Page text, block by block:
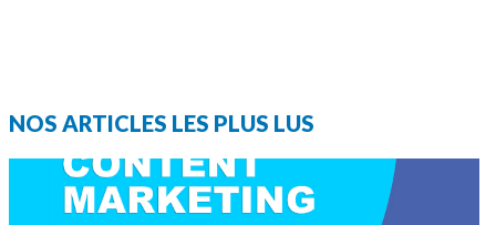
NOS ARTICLES LES PLUS LUS